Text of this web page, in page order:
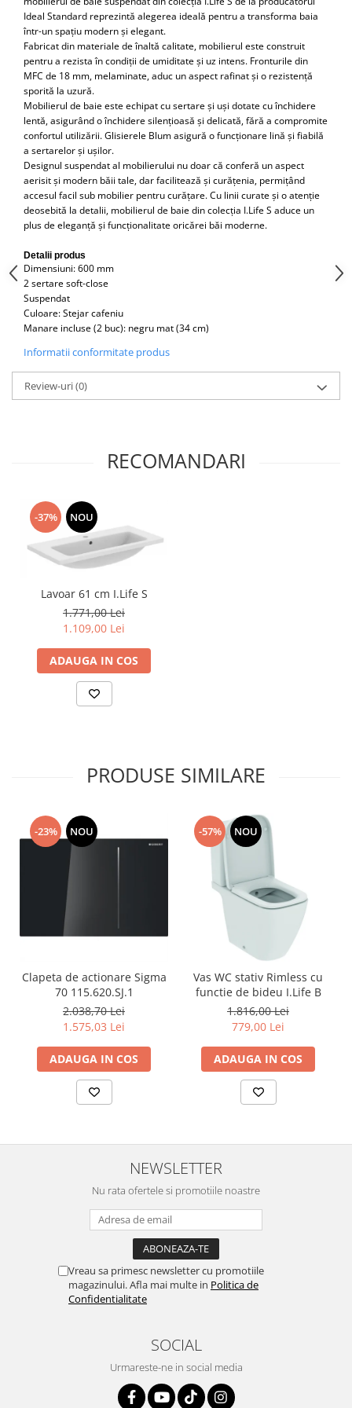
Capace WC clasice
Capace bideuri
Pisoare
Ideal Standard reprezintă alegerea ideală pentru a transforma baia
într-un spațiu modern și elegant.
Fabricat din materiale de înaltă calitate, mobilierul este construit
pentru a rezista în condiții de umiditate și uz intens. Fronturile din
MFC de 18 mm, melaminate, aduc un aspect rafinat și o rezistență
sporită la uzură.
Mobilierul de baie este echipat cu sertare și uși dotate cu închidere
lentă, asigurând o închidere silențioasă și delicată, fără a compromite
confortul utilizării. Glisierele Blum asigură o funcționare lină și fiabilă
a sertarelor și ușilor.
Designul suspendat al mobilierului nu doar că conferă un aspect
aerisit și modern băii tale, dar facilitează și curățenia, permițând
accesul facil sub mobilier pentru curățare. Cu linii curate și o atenție
deosebită la detalii, mobilierul de baie din colecția I.Life S aduce un
plus de eleganță și funcționalitate oricărei băi moderne.
Detalii produs
Dimensiuni: 600 mm
2 sertare soft-close
Suspendat
Culoare: Stejar cafeniu
Manare incluse (2 buc): negru mat (34 cm)
Informatii conformitate produs
Review-uri(0)
RECOMANDARI
-37% NOU
Lavoar 61 cm I.Life S
1.771,00 Lei
1.109,00 Lei
ADAUGA IN COS
PRODUSE SIMILARE
-23% NOU
Clapeta de actionare Sigma
70 115.620.SJ.1
2.038,70 Lei
1.575,03 Lei
ADAUGA IN COS
-57% NOU
Vas WC stativ Rimless cu
functie de bideu I.Life B
1.816,00 Lei
779,00 Lei
ADAUGA IN COS
NEWSLETTER
Nu rata ofertele si promotiile noastre
Vreau sa primesc newsletter cu promotiile
magazinului. Afla mai multe in Politica de
Confidentialitate
SOCIAL
Urmareste-ne in social media